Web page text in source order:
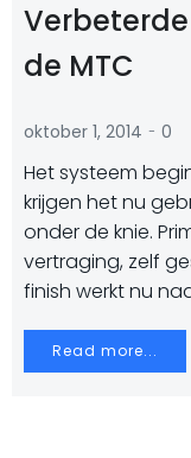
de MTC
oktober 1, 2014 - 0
Het systeem
krijgen het nu
onder de knie.
vertraging, zelf
finish werkt nu
Read more...